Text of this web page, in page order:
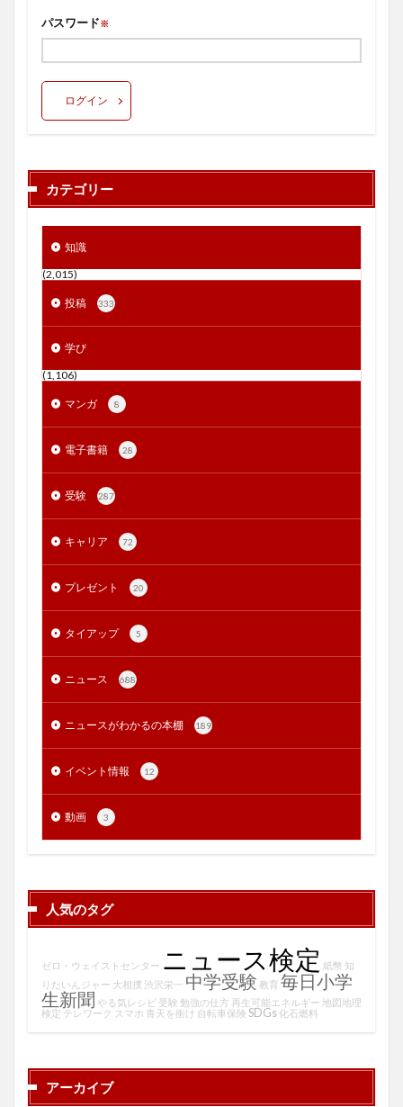
パスワード※
ログイン
カテゴリー
知識
(2,015)
投稿 333
学び
(1,106)
マンガ 8
電子書籍 28
受験 287
キャリア 72
プレゼント 20
タイアップ 5
ニュース 688
ニュースがわかるの本棚 189
イベント情報 12
動画 3
人気のタグ
ゼロ・ウェイストセンター ニュース検定 紙幣 知
りたいんジャー 大相撲 渋沢栄一 中学受験 教育 毎日小学
生新聞 やる気レシピ 受験 勉強の仕方 再生可能エネルギー 地図地理
検定 テレワーク スマホ 青天を衝け 自転車保険 SDGs 化石燃料
アーカイブ